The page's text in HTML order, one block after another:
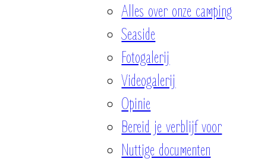
Alles over onze camping
Seaside
Fotogalerij
Videogalerij
Opinie
Bereid je verblijf voor
Nuttige documenten